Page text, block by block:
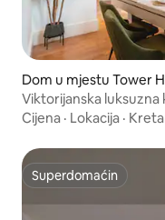
Dom u mjestu Tower
Viktorijanska luksuzna
Cijena · Lokacija ·
Superdomaćin
Superdomaćin